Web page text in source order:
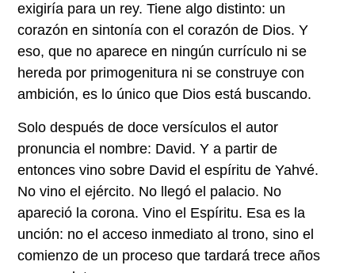
exigiría para un rey. Tiene algo distinto: un
corazón en sintonía con el corazón de Dios. Y
eso, que no aparece en ningún currículo ni se
hereda por primogenitura ni se construye con
ambición, es lo único que Dios está buscando.
Solo después de doce versículos el autor
pronuncia el nombre: David. Y a partir de
entonces vino sobre David el espíritu de Yahvé.
No vino el ejército. No llegó el palacio. No
apareció la corona. Vino el Espíritu. Esa es la
unción: no el acceso inmediato al trono, sino el
comienzo de un proceso que tardará trece años